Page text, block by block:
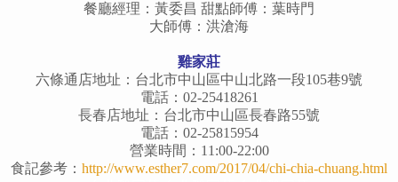
餐廳經理：黃委昌 甜點師傅：葉時門
大師傅：洪滄海
雞家莊
六條通店地址：台北市中山區中山北路一段105巷9號
電話：02-25418261
長春店地址：台北市中山區長春路55號
電話：02-25815954
營業時間：11:00-22:00
食記參考： http://www.esther7.com/2017/04/chi-chia-chuang.html